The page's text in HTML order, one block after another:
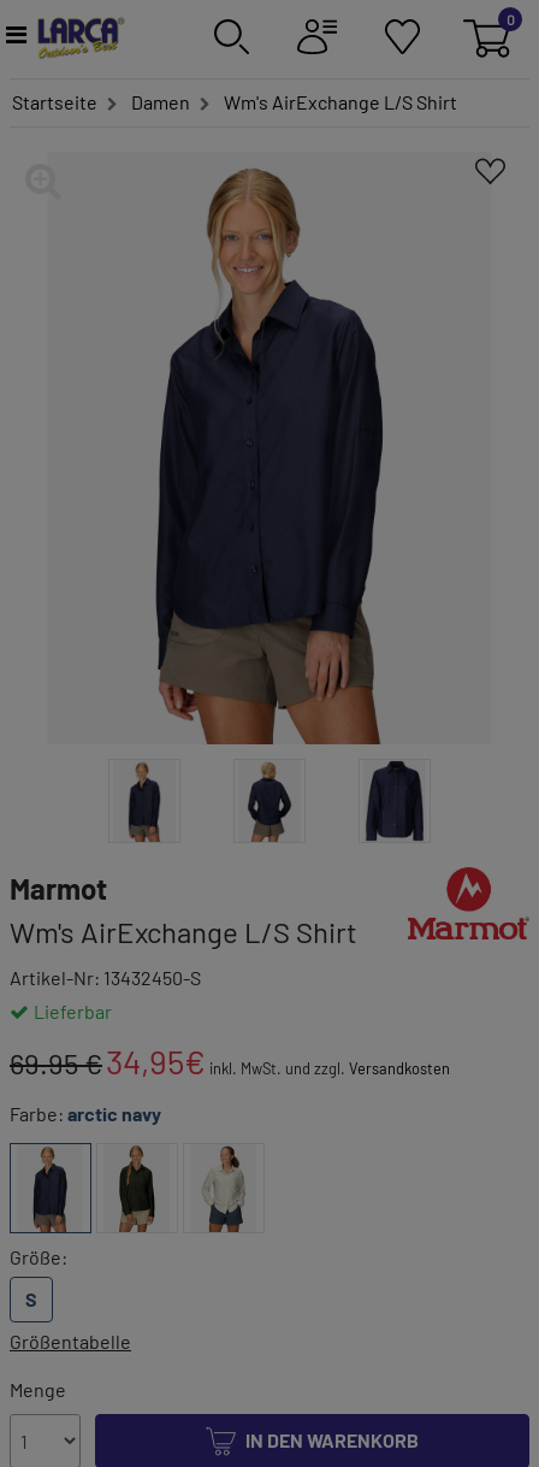
0
Startseite Damen Wm's AirExchange L/S Shirt
Marmot
Wm's AirExchange L/S Shirt
Link zur
Artikel-Nr: 13432450-S
Lieferbar
69.95 €34,95€ inkl. MwSt. und zzgl. Versandkosten
Farbe: arctic navy
Größe:
S
Größentabelle
Menge
IN DEN WARENKORB